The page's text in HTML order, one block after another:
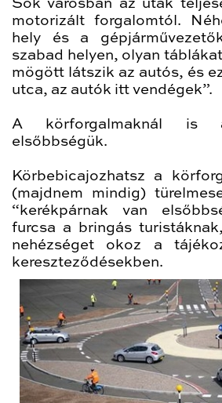
Sok városban az utak
motorizált forgalomtól.
hely és a
szabad helyen, olyan
mögött látszik az autós, és
utca, az autók itt vendégek”.
A körforgalmaknál is
elsőbbségük.
Körbebicajozhatsz a
(majdnem mindig)
“kerékpárnak van
furcsa a bringás
nehézséget okoz a
kereszteződésekben.